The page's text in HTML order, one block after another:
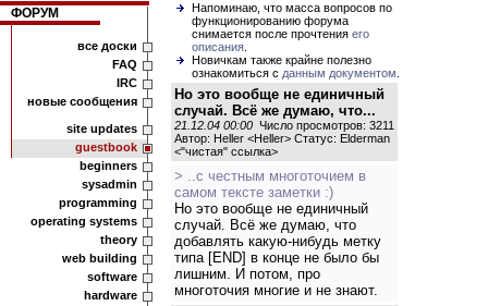
ФОРУМ
все доски
FAQ
IRC
новые сообщения
site updates
guestbook
beginners
sysadmin
programming
operating systems
theory
web building
software
hardware
Напоминаю, что масса вопросов по
функционированию форума
снимается после прочтения его
описания
Новичкам также крайне полезно
ознакомиться с данным документом
Но это вообще не единичный
случай. Всё же думаю, что...
21.12.04 00:00 Число просмотров: 3211
Автор: Heller <Heller> Статус: Elderman
<"чистая" ссылка>
> ..с честным многоточием в
самом тексте заметки :)
Но это вообще не единичный
случай. Всё же думаю, что
добавлять какую-нибудь метку
типа [END] в конце не было бы
лишним. И потом, про
многоточия многие и не знают.